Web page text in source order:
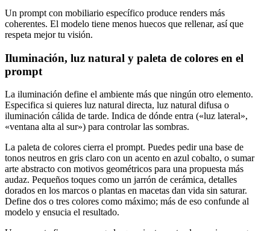
Un prompt con mobiliario específico produce renders más
coherentes. El modelo tiene menos huecos que rellenar, así que
respeta mejor tu visión.
Iluminación, luz natural y paleta de colores en el
prompt
La iluminación define el ambiente más que ningún otro elemento.
Especifica si quieres luz natural directa, luz natural difusa o
iluminación cálida de tarde. Indica de dónde entra («luz lateral»,
«ventana alta al sur») para controlar las sombras.
La paleta de colores cierra el prompt. Puedes pedir una base de
tonos neutros en gris claro con un acento en azul cobalto, o sumar
arte abstracto con motivos geométricos para una propuesta más
audaz. Pequeños toques como un jarrón de cerámica, detalles
dorados en los marcos o plantas en macetas dan vida sin saturar.
Define dos o tres colores como máximo; más de eso confunde al
modelo y ensucia el resultado.